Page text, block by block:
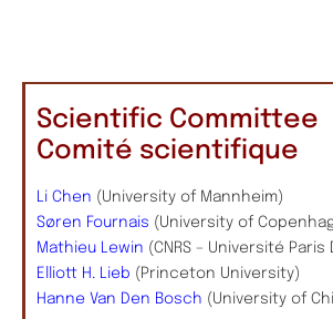
Scientific Committee
Comité scientifique
Li Chen (University of Mannheim)
Søren Fournais (University of
Mathieu Lewin (CNRS – Université Paris
Elliott H. Lieb (Princeton University)
Hanne Van Den Bosch (University of